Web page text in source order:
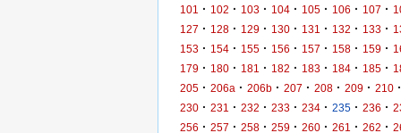
101
· 102 · 103 · 104 · 105 · 106 · 107 ·
127 · 128 · 129 · 130 · 131 · 132 · 133 ·
153 · 154 · 155 · 156 · 157 · 158 · 159 ·
179 · 180 · 181 · 182 · 183 · 184 · 185 ·
205 · 206a · 206b · 207 · 208 · 209 · 210 ·
230 · 231 · 232 · 233 · 234 · 235 · 236 ·
256 · 257 · 258 · 259 · 260 · 261 · 262 ·